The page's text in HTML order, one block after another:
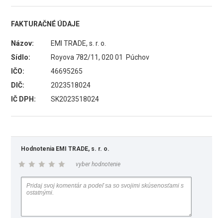
FAKTURAČNÉ ÚDAJE
Názov:
EMI TRADE, s. r. o.
Sídlo:
Royova 782/11, 020 01 Púchov
IČO:
46695265
DIČ:
2023518024
IČ DPH:
SK2023518024
Hodnotenia EMI TRADE, s. r. o.
vyber hodnotenie